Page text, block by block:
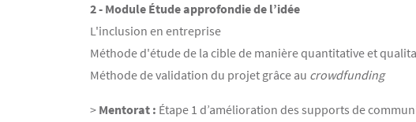
2 - Module Étude approfondie de l’idée
L'inclusion en entreprise
Méthode d'étude de la cible de manière quantitative et
Méthode de validation du projet grâce au crowdfunding
> Mentorat : Étape 1 d’amélioration des supports de